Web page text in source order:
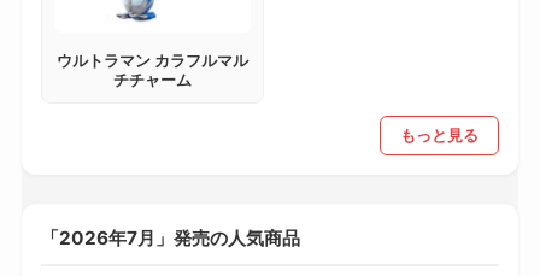
ウルトラマン カラフルマル
チチャーム
もっと見る
「2026年7月」発売の人気商品